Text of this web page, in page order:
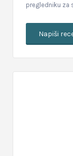
pregledniku za